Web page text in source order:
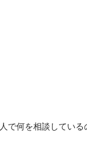
で何を相談している